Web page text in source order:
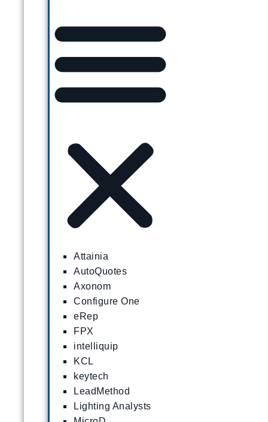
Attainia
AutoQuotes
Axonom
Configure One
eRep
FPX
intelliquip
KCL
keytech
LeadMethod
Lighting Analysts